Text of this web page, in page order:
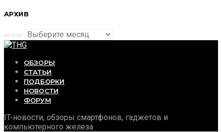
АРХИВ
АРХИВ
ОБЗОРЫ
СТАТЬИ
ПОДБОРКИ
НОВОСТИ
ФОРУМ
IT-новости, обзоры смартфонов, гаджетов и
компьютерного железа